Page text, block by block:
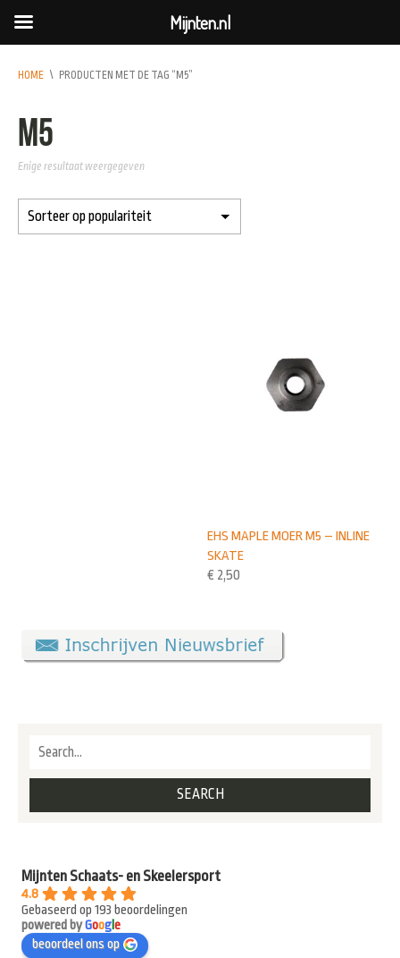
HOME \ PRODUCTEN MET DE TAG “M5”
m5
Enige resultaat weergegeven
EHS MAPLE MOER M5 – INLINE
SKATE
€ 2,50
Mijnten Schaats- en Skeelersport
4.8
Gebaseerd op 193 beoordelingen
powered byGooge
beoordeel ons op
Mijnten.nl